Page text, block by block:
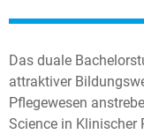
Das duale
attraktiver
Pflegewesen
Science in Klinischer